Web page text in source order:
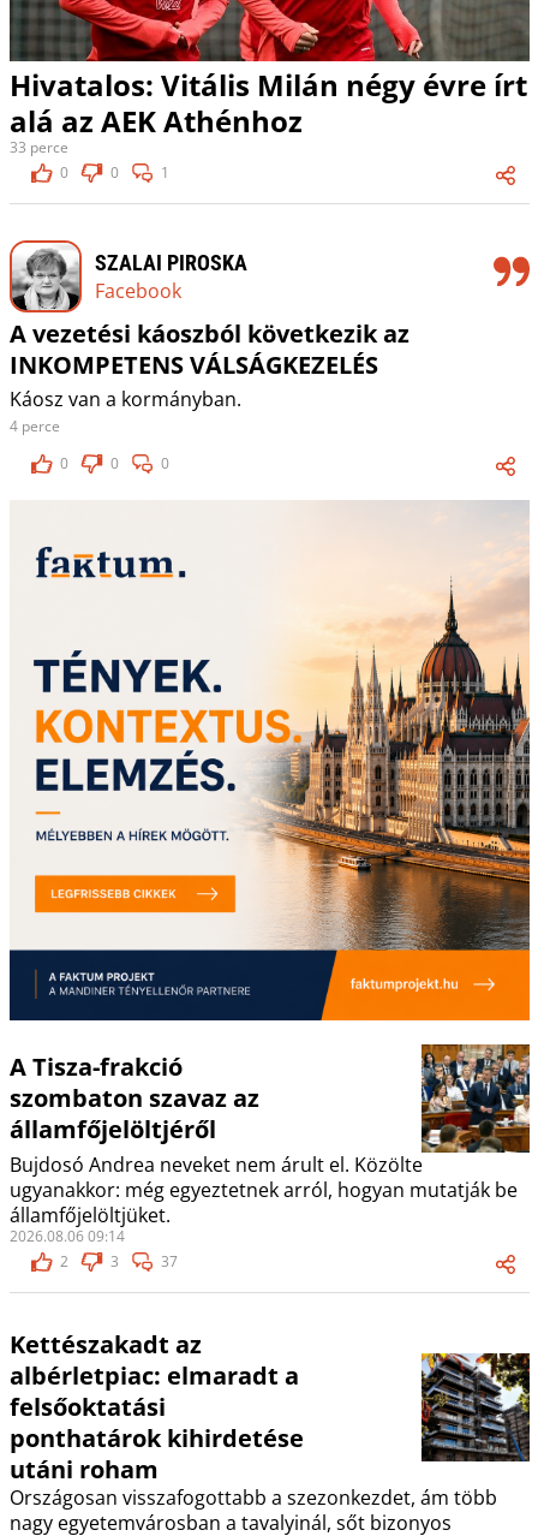
Hivatalos: Vitális Milán négy évre írt
alá az AEK Athénhoz
33 perce
0
0 1
SZALAI PIROSKA
Facebook
A vezetési káoszból következik az
INKOMPETENS VÁLSÁGKEZELÉS
Káosz van a kormányban.
4 perce
0
0 0
A Tisza-frakció
szombaton szavaz az
államfőjelöltjéről
Bujdosó Andrea neveket nem árult el. Közölte
ugyanakkor: még egyeztetnek arról, hogyan mutatják be
államfőjelöltjüket.
2026.08.06 09:14
2
3 37
Kettészakadt az
albérletpiac: elmaradt a
felsőoktatási
ponthatárok kihirdetése
utáni roham
Országosan visszafogottabb a szezonkezdet, ám több
nagy egyetemvárosban a tavalyinál, sőt bizonyos